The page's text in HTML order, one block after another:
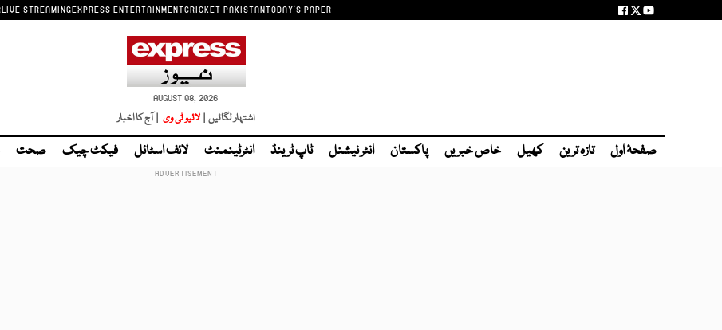
LIVE STREAMINGEXPRESS ENTERTAINMENTCRICKET PAKISTANTODAY'S PAPER
AUGUST 08, 2026
اشتہار لگائیں | لائیو ٹی وی | آج کا اخبار
صفحۂ اول تازہ ترین کھیل خاص خبریں پاکستان انٹر نیشنل ٹاپ ٹرینڈ انٹرٹینمنٹ لائف اسٹائل فیکٹ چیک صحت